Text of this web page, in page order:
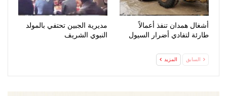
أشغال همدان تنفذ أعمالاً
طارئة لتفادي أضرار السيول
مديرية الجبين تحتفي بالمولد
النبوي الشريف
السابق المزيد